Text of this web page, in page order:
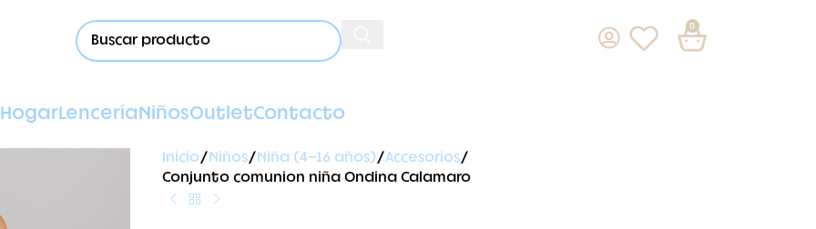
0
HogarLenceríaNiñosOutletContacto
Inicio Niños Niña (4-16 años)
Accesorios
Conjunto comunion niña Ondina Calamaro